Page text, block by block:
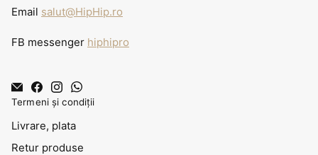
Email salut@HipHip.ro
FB messenger hiphipro
Termeni și condiții
Livrare, plata
Retur produse